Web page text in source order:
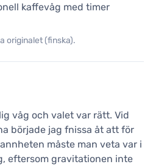
kaffevåg med timer
originalet (finska).
våg och valet var rätt. Vid
började jag fnissa åt att för
måste man veta var i
eftersom gravitationen inte